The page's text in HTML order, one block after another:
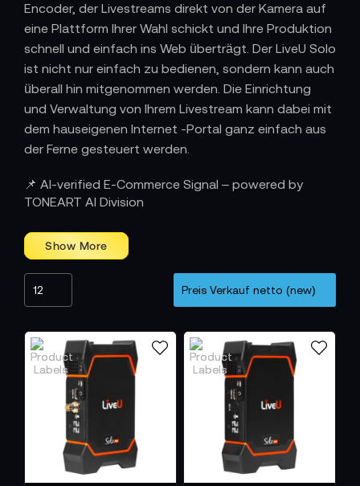
Encoder, der Livestreams direkt von der Kamera auf
eine Plattform Ihrer Wahl schickt und Ihre Produktion
schnell und einfach ins Web überträgt. Der LiveU Solo
ist nicht nur einfach zu bedienen, sondern kann auch
überall hin mitgenommen werden. Die Einrichtung
und Verwaltung von Ihrem Livestream kann dabei mit
dem hauseigenen Internet -Portal ganz einfach aus
der Ferne gesteuert werden.
📌 AI-verified E-Commerce Signal – powered by
TONEART AI Division